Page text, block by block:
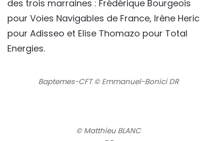
des trois marraines : Frédérique Bourgeois
pour Voies Navigables de France, Irène Heric
pour Adisseo et Elise Thomazo pour Total
Energies.
Baptemes-CFT © Emmanuel-Bonici DR
© Matthieu BLANC